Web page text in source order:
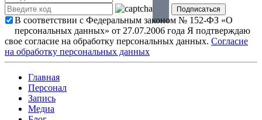
В соответствии с Федеральным законом № 152-ФЗ «О
персональных данных» от 27.07.2006 года Я подтверждаю
свое согласие на обработку персональных данных. Согласие
на обработку персональных данных
Главная
Персонал
Запись
Медиа